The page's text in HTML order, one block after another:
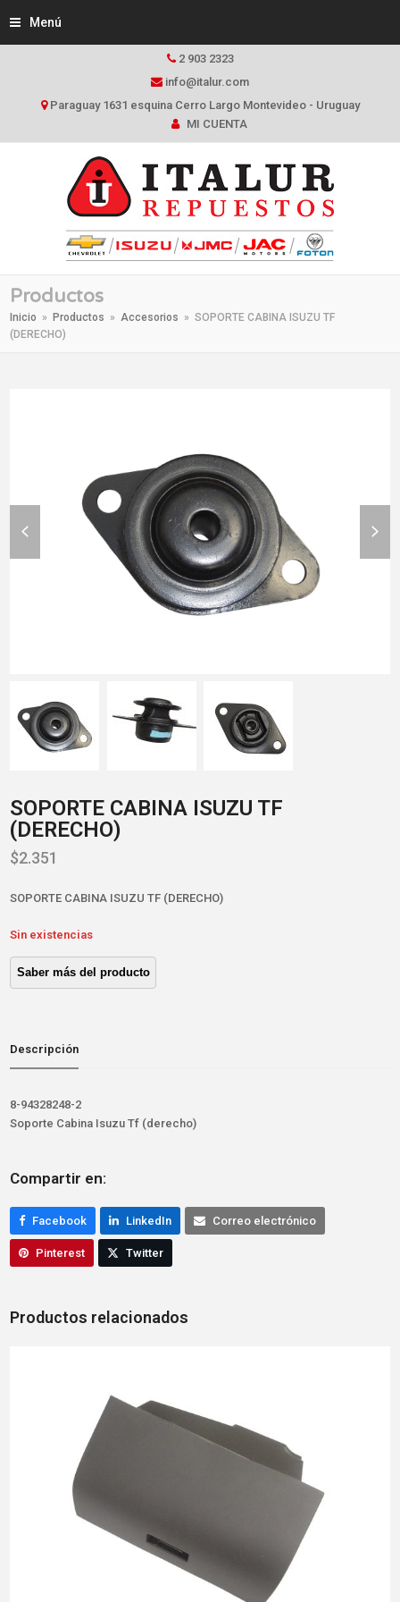
Menú
2 903 2323
info@italur.com
Paraguay 1631 esquina Cerro Largo Montevideo - Uruguay
MI CUENTA
Productos
Inicio » Productos » Accesorios » SOPORTE CABINA ISUZU TF
(DERECHO)
slide
SOPORTE CABINA ISUZU TF
(DERECHO)
$2.351
SOPORTE CABINA ISUZU TF (DERECHO)
Sin existencias
Descripción
8-94328248-2
Soporte Cabina Isuzu Tf (derecho)
Compartir en:
Facebook LinkedIn Correo electrónico
Pinterest Twitter
Productos relacionados